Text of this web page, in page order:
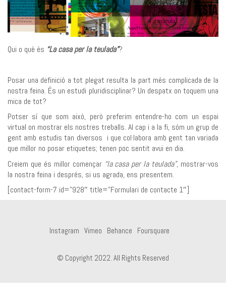
Qui o què és “La casa per la teulada”?
Posar una definició a tot plegat resulta la part més complicada de la
nostra feina. És un estudi pluridisciplinar? Un despatx on toquem una
mica de tot?
Potser sí que som això, però preferim entendre-ho com un espai
virtual on mostrar els nostres treballs. Al cap i a la fi, sóm un grup de
gent amb estudis tan diversos i que col·labora amb gent tan variada
que millor no posar etiquetes; tenen poc sentit avui en dia.
Creiem que és millor començar “la casa per la teulada”, mostrar-vos
la nostra feina i després, si us agrada, ens presentem.
[contact-form-7 id=”928″ title=”Formulari de contacte 1″]
Instagram Vimeo Behance Foursquare
© Copyright 2022. All Rights Reserved